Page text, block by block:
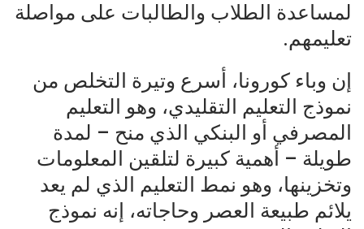
لمساعدة الطلاب والطالبات على مواصلة
تعليمهم.
إن وباء كورونا، أسرع وتيرة التخلص من
نموذج التعليم التقليدي، وهو التعليم
المصرفي أو البنكي الذي منح – لمدة
طويلة – أهمية كبيرة لتلقين المعلومات
وتخزينها، وهو نمط التعليم الذي لم يعد
يلائم طبيعة العصر وحاجاته، إنه نموذج